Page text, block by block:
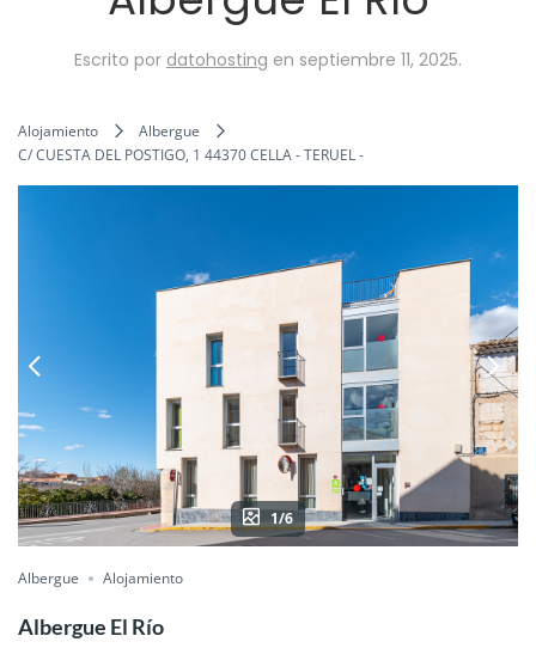
Escrito por datohosting en septiembre 11, 2025.
Alojamiento
Albergue
C/ CUESTA DEL POSTIGO, 1 44370 CELLA - TERUEL -
1/6
Albergue Alojamiento
Albergue El Río